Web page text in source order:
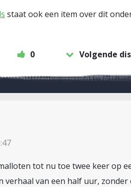
staat ook een item over dit
0 Volgende
tot nu toe twee keer op
verhaal van een half uur,